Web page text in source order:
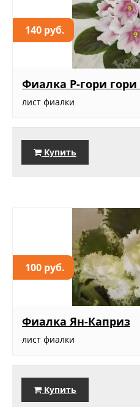
140 руб.
Фиалка Р-гори гори
лист фиалки
Купить
100 руб.
Фиалка Ян-Каприз
лист фиалки
Купить